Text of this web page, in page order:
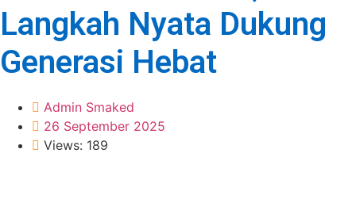
Langkah Nyata Dukung
Generasi Hebat
Admin Smaked
26 September 2025
Views: 189